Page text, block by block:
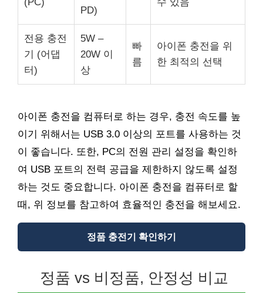
PD)
전용 충전
기 (어댑
터)
5W –
20W 이
상
빠
름
아이폰 충전을 위
한 최적의 선택
아이폰 충전을 컴퓨터로 하는 경우, 충전 속도를 높
이기 위해서는 USB 3.0 이상의 포트를 사용하는 것
이 좋습니다. 또한, PC의 전원 관리 설정을 확인하
여 USB 포트의 전력 공급을 제한하지 않도록 설정
하는 것도 중요합니다. 아이폰 충전을 컴퓨터로 할
때, 위 정보를 참고하여 효율적인 충전을 해보세요.
정품 충전기 확인하기
정품 vs 비정품, 안정성 비교